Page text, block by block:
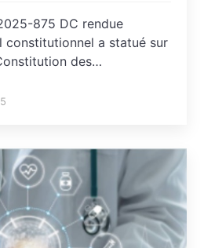
875 DC rendue
constitutionnel a statué sur
des…